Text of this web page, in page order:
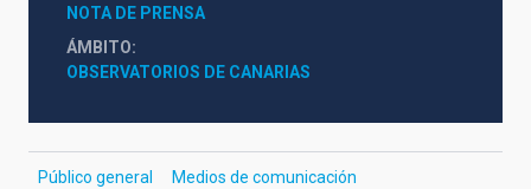
NOTA DE PRENSA
ÁMBITO
OBSERVATORIOS DE CANARIAS
Público general Medios de comunicación